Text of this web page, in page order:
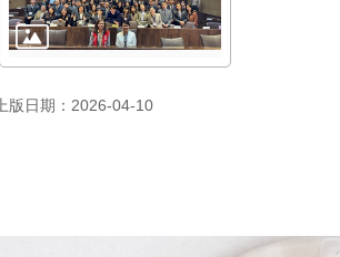
上版日期：2026-04-10